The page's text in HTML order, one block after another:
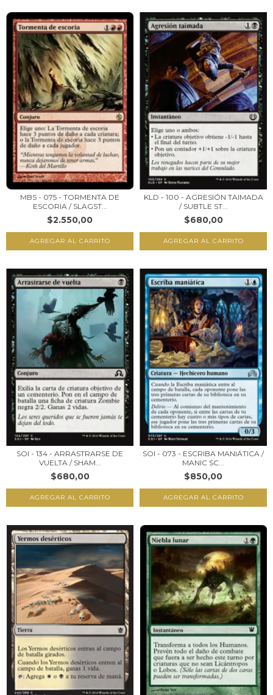
MBS - 075 - TORMENTA DE
ESCORIA / SLAGST...
$2.550,00
KLD - 100 - AGRESIÓN TAIMADA
/ SUBTLE ST...
$680,00
SOI - 134 - ARRASTRARSE DE
VUELTA / SHAM...
$680,00
SOI - 073 - ESCRIBA MANIÁTICA /
MANIC SC...
$850,00